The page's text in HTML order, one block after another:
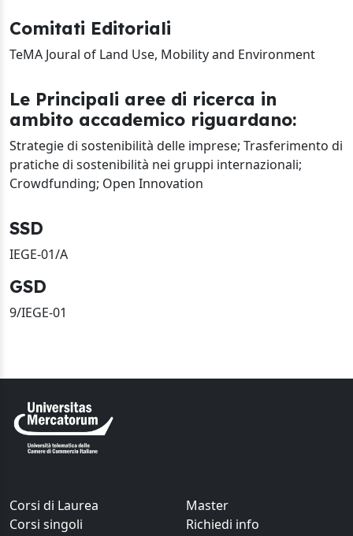
Comitati Editoriali
TeMA Joural of Land Use, Mobility and Environment
Le Principali aree di ricerca in
ambito accademico riguardano:
Strategie di sostenibilità delle imprese; Trasferimento di
pratiche di sostenibilità nei gruppi internazionali;
Crowdfunding; Open Innovation
SSD
IEGE-01/A
GSD
9/IEGE-01
Corsi di Laurea
Master
Corsi singoli
Richiedi info